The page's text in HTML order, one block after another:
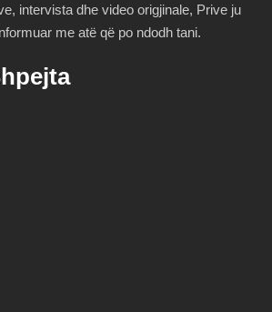
intervista dhe video origjinale, Prive ju
me atë që po ndodh tani.